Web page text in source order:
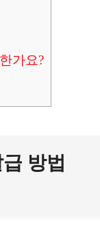
가요?
방법